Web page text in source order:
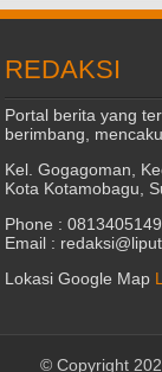
REDAKSI
Portal berita yang
berimbang,
Kel. Gogagoman,
Kota Kotamobagu,
Phone :
Email :
Lokasi Google Map
© Copyright